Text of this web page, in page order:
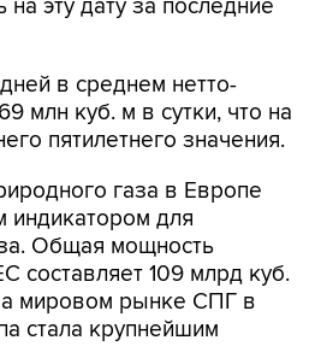
на эту дату за последние
в среднем нетто-
млн куб. м в сутки, что на
пятилетнего значения.
газа в Европе
индикатором для
Общая мощность
составляет 109 млрд куб.
мировом рынке СПГ в
стала крупнейшим